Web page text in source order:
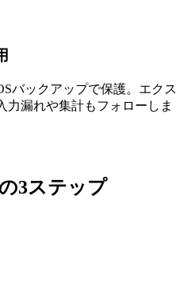
バックアップで保護。エクス
力漏れや集計もフォローしま
3ステップ